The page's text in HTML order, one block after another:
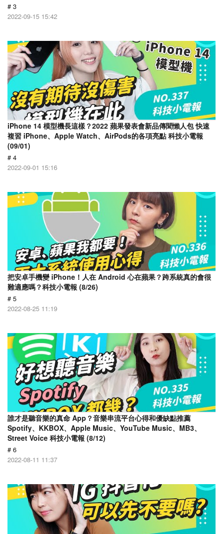
# 3
2022-09-15 15:42
iPhone 14 模型機長這樣？2022 蘋果發表會新品傳聞懶人包 快速
複習 iPhone、Apple Watch、AirPods的各項亮點 科技小電報
(09/01)
# 4
2022-09-01 15:16
把安卓手機變 iPhone！人在 Android 心在蘋果？跨系統真的會很
難適應嗎？科技小電報 (8/26)
# 5
2022-08-25 11:19
誰才是聽音樂的真命 App？音樂串流平台心得和優缺點推薦
Spotify、KKBOX、Apple Music、YouTube Music、MB3、
Street Voice 科技小電報 (8/12)
# 6
2022-08-11 11:37